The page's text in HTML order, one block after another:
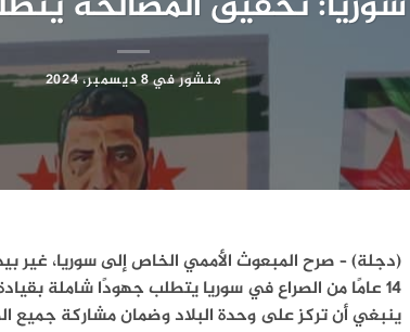
منشور في8 ديسمبر، 2024
(دجلة) – صرح المبعوث الأممي الخاص إلى سوريا، غير
14 عامًا من الصراع في سوريا يتطلب جهودًا شاملة
ينبغي أن تركز على وحدة البلاد وضمان مشاركة جميع